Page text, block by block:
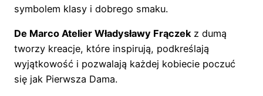
symbolem klasy i dobrego smaku.
De Marco Atelier Władysławy Frączekz dumą
tworzy kreacje, które inspirują, podkreślają
wyjątkowość i pozwalają każdej kobiecie poczuć
się jak Pierwsza Dama.